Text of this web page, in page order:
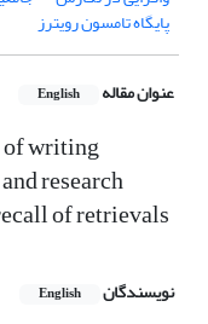
پایگاه تامسون رویترز
عنوان مقاله English
of writing
research
of retrievals
نویسندگان English